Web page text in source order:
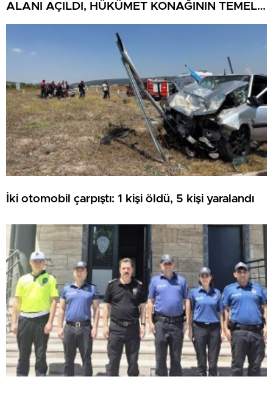
ALANI AÇILDI, HÜKÜMET KONAĞININ TEMELİ
ATILDI
İki otomobil çarpıştı: 1 kişi öldü, 5 kişi yaralandı